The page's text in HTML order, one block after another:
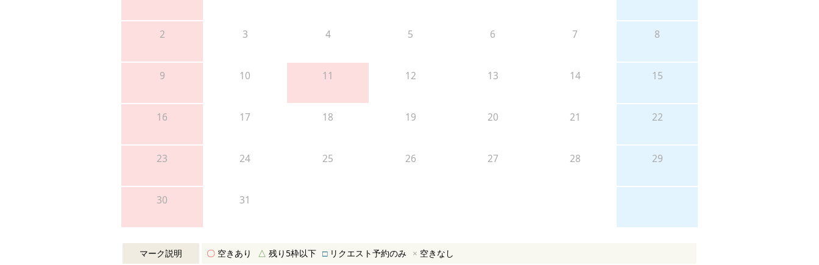
2 3 4 5 6 7 8
9 10 11 12 13 14 15
16 17 18 19 20 21 22
23 24 25 26 27 28 29
30 31
マーク説明 〇 空きあり △ 残り5枠以下 □リクエスト予約のみ × 空きなし